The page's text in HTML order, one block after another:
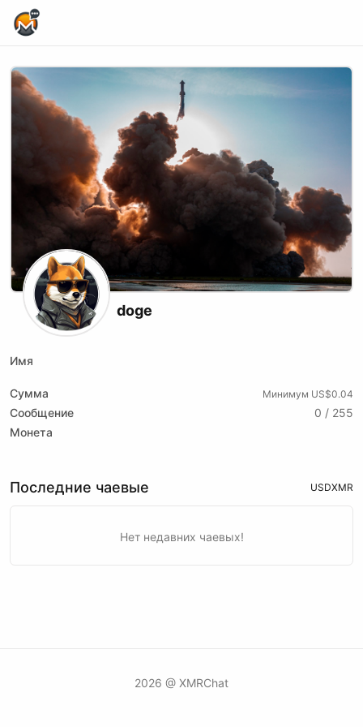
doge
Имя
Сумма Минимум US$0.04
Сообщение
0 / 255
Монета
Последние чаевые USDXMR
Нет недавних чаевых!
2026 @ XMRChat